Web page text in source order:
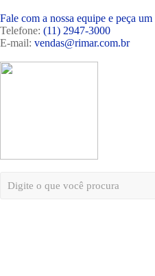
Fale com a nossa equipe e peça
Telefone: (11) 2947-3000
E-mail: vendas@rimar.com.br